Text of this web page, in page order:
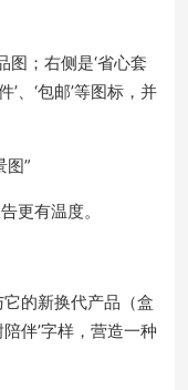
图；右侧是‘省心套
’、‘包邮’等图标，并
图”
更有温度。
的新换代产品（盒
伴’字样，营造一种